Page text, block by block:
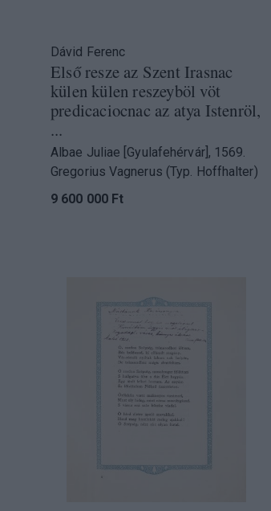
Dávid Ferenc
Első resze az Szent Irasnac
külen külen reszeyböl vöt
predicaciocnac az atya Istenröl,
...
Albae Juliae [Gyulafehérvár], 1569.
Gregorius Vagnerus (Typ. Hoffhalter)
9 600 000 Ft